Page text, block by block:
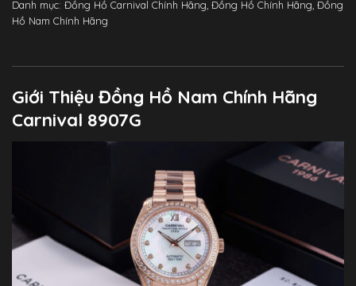
Danh mục: Đồng Hồ Carnival Chính Hãng Đồng Hồ Chính Hãng Đồng
Hồ Nam Chính Hãng
Giới Thiệu Đồng Hồ Nam Chính Hãng
Carnival 8907G